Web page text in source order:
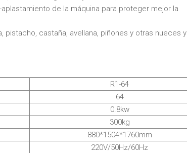
de la máquina para proteger mejor la
castaña, avellana, piñones y otras nueces y
R1-64
64
0.8kw
300kg
880*1504*1760mm
220V/50Hz/60Hz